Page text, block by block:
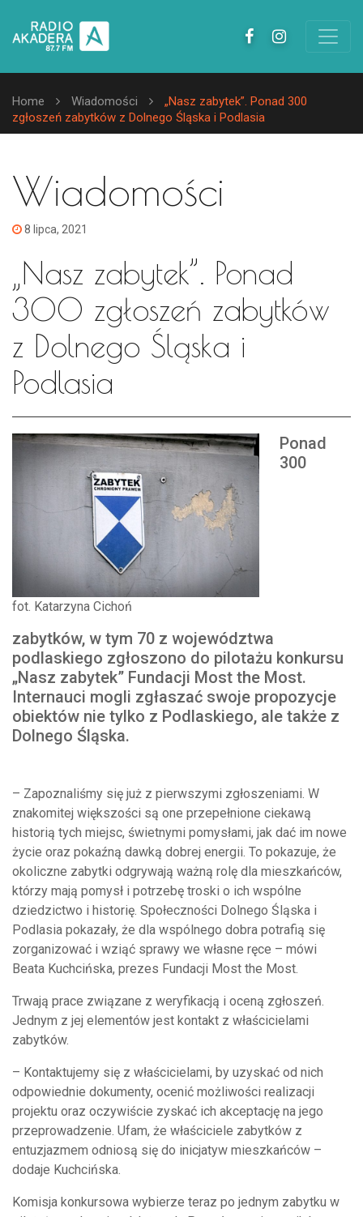
Home Wiadomości
„Nasz zabytek”. Ponad 300
zgłoszeń zabytków z Dolnego Śląska i Podlasia
Wiadomości
8 lipca, 2021
„Nasz zabytek”. Ponad
300 zgłoszeń zabytków
z Dolnego Śląska i
Podlasia
fot. Katarzyna Cichoń
Ponad
300
zabytków, w tym 70 z województwa
podlaskiego zgłoszono do pilotażu konkursu
„Nasz zabytek” Fundacji Most the Most.
Internauci mogli zgłaszać swoje propozycje
obiektów nie tylko z Podlaskiego, ale także z
Dolnego Śląska.
– Zapoznaliśmy się już z pierwszymi zgłoszeniami. W
znakomitej większości są one przepełnione ciekawą
historią tych miejsc, świetnymi pomysłami, jak dać im nowe
życie oraz pokaźną dawką dobrej energii. To pokazuje, że
okoliczne zabytki odgrywają ważną rolę dla mieszkańców,
którzy mają pomysł i potrzebę troski o ich wspólne
dziedzictwo i historię. Społeczności Dolnego Śląska i
Podlasia pokazały, że dla wspólnego dobra potrafią się
zorganizować i wziąć sprawy we własne ręce – mówi
Beata Kuchcińska, prezes Fundacji Most the Most.
Trwają prace związane z weryfikacją i oceną zgłoszeń.
Jednym z jej elementów jest kontakt z właścicielami
zabytków.
– Kontaktujemy się z właścicielami, by uzyskać od nich
odpowiednie dokumenty, ocenić możliwości realizacji
projektu oraz oczywiście zyskać ich akceptację na jego
przeprowadzenie. Ufam, że właściciele zabytków z
entuzjazmem odniosą się do inicjatyw mieszkańców –
dodaje Kuchcińska.
Komisja konkursowa wybierze teraz po jednym zabytku w